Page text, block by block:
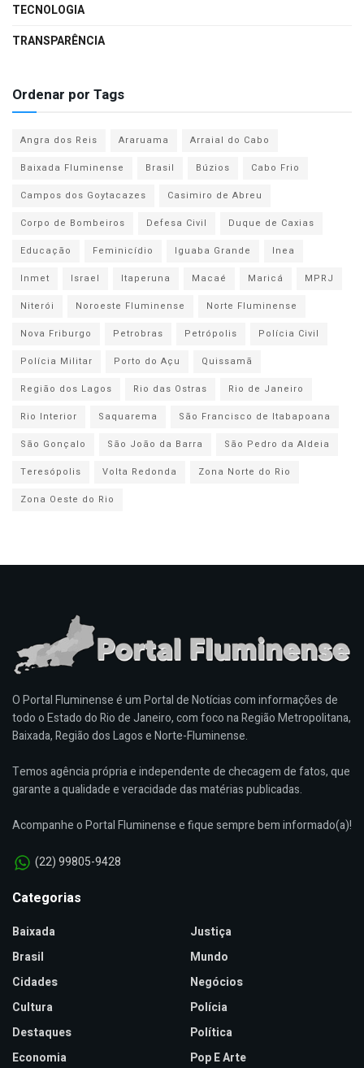
TECNOLOGIA
TRANSPARÊNCIA
Ordenar por Tags
Angra dos Reis Araruama
Arraial do Cabo
Baixada Fluminense
Brasil Búzios
Cabo Frio
Campos dos Goytacazes
Casimiro de Abreu
Corpo de Bombeiros
Defesa Civil
Duque de Caxias
Educação
Feminicídio Iguaba Grande
Inea
Inmet
Israel Itaperuna Macaé Maricá
MPRJ
Niterói
Noroeste Fluminense
Norte Fluminense
Nova Friburgo
Petrobras Petrópolis
Polícia Civil
Polícia Militar
Porto do Açu
Quissamã
Região dos Lagos
Rio das Ostras
Rio de Janeiro
Rio Interior
Saquarema
São Francisco de Itabapoana
São Gonçalo
São João da Barra
São Pedro da Aldeia
Teresópolis
Volta Redonda
Zona Norte do Rio
Zona Oeste do Rio
O Portal Fluminense é um Portal de Notícias com informações de
todo o Estado do Rio de Janeiro, com foco na Região Metropolitana,
Baixada, Região dos Lagos e Norte-Fluminense.
Temos agência própria e independente de checagem de fatos, que
garante a qualidade e veracidade das matérias publicadas.
Acompanhe o Portal Fluminense e fique sempre bem informado(a)!
(22) 99805-9428
Categorias
Baixada
Brasil
Cidades
Cultura
Destaques
Economia
Justiça
Mundo
Negócios
Polícia
Política
Pop E Arte